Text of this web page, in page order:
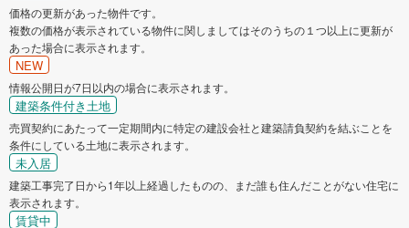
価格の更新があった物件です。
複数の価格が表示されている物件に関しましてはそのうちの１つ以上に更新が
あった場合に表示されます。
NEW
情報公開日が7日以内の場合に表示されます。
建築条件付き土地
売買契約にあたって一定期間内に特定の建設会社と建築請負契約を結ぶことを
条件にしている土地に表示されます。
未入居
建築工事完了日から1年以上経過したものの、まだ誰も住んだことがない住宅に
表示されます。
賃貸中